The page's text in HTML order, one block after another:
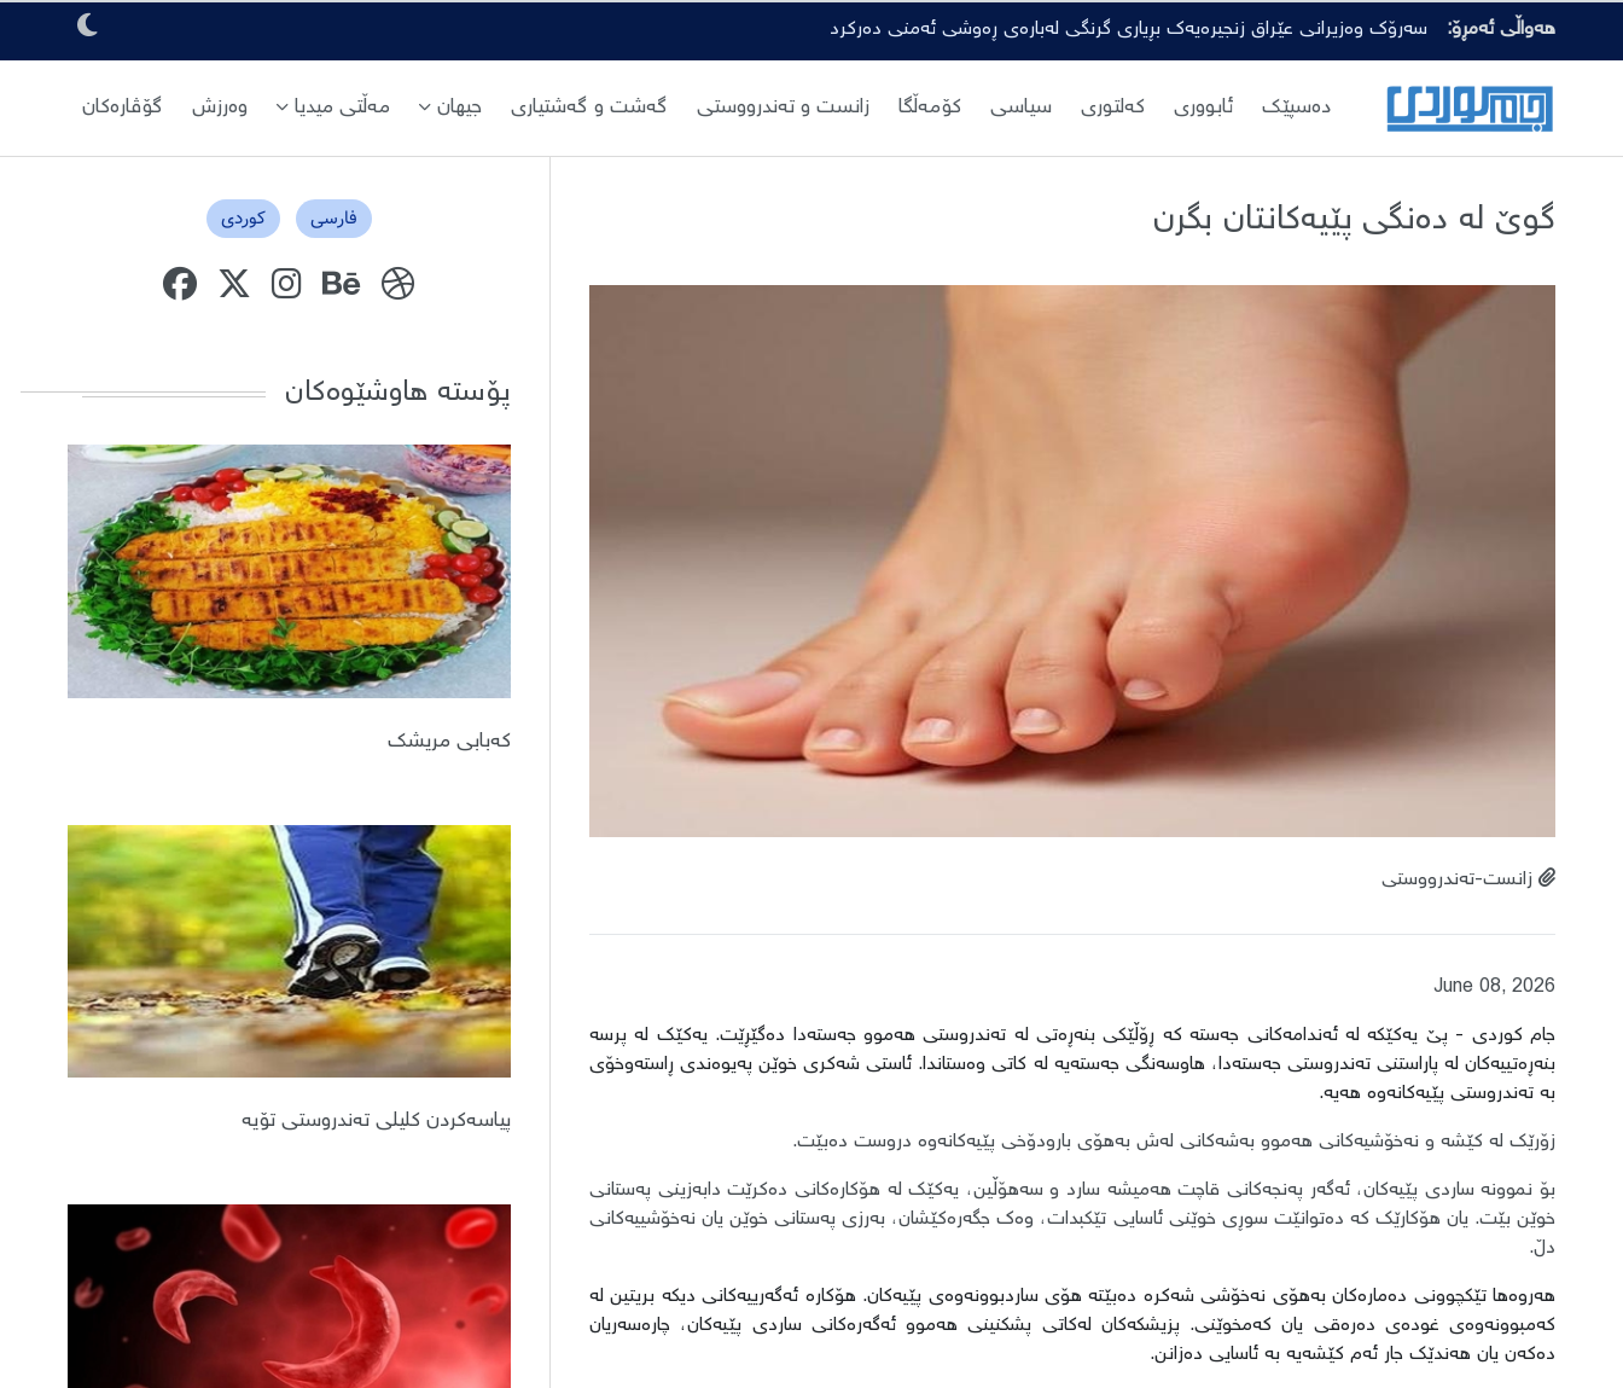
هەواڵی ئەمڕۆ: سەرۆک وەزیرانی عێراق زنجیرەیەک بڕیاری گرنگی لەبارەی ڕەوشی ئەمنی دەرکرد
دەسپێك ئابووری کەلتوری سیاسی کۆمەڵگا زانست و تەندرووستی گەشت و گەشتیاری جیهان مەڵتی میدیا وەرزش گۆڤارەکان
گوێ لە دەنگی پێیەکانتان بگرن
زانست-تەندرووستی
June 08, 2026
جام کوردی - پێ یەکێکە لە ئەندامەکانی جەستە کە ڕۆڵێکی بنەڕەتی لە تەندروستی هەموو جەستەدا دەگێڕێت. یەکێک لە پرسە
بنەڕەتییەکان لە پاراستنی تەندروستی جەستەدا، هاوسەنگی جەستەیە لە کاتی وەستاندا. ئاستی شەکری خوێن پەیوەندی ڕاستەوخۆی
بە تەندروستی پێیەکانەوە هەیە.
زۆرێک لە کێشە و نەخۆشیەکانی هەموو بەشەکانی لەش بەهۆی بارودۆخی پێیەکانەوە دروست دەبێت.
بۆ نموونە ساردی پێیەکان، ئەگەر پەنجەکانی قاچت هەمیشە سارد و سەهۆڵین، یەکێک لە هۆکارەکانی دەکرێت دابەزینی پەستانی
خوێن بێت. یان هۆکارێک کە دەتوانێت سوڕی خوێنی ئاسایی تێکبدات، وەک جگەرەکێشان، بەرزی پەستانی خوێن یان نەخۆشییەکانی
دڵ.
هەروەها تێکچوونی دەمارەکان بەهۆی نەخۆشی شەکرە دەبێتە هۆی ساردبوونەوەی پێیەکان. هۆکارە ئەگەرییەکانی دیکە بریتین لە
کەمبوونەوەی غودەی دەرەقی یان کەمخوێنی. پزیشکەکان لەکاتی پشکنینی هەموو ئەگەرەکانی ساردی پێیەکان، چارەسەریان
دەکەن یان هەندێک جار ئەم کێشەیە بە ئاسایی دەزانن.
فارسی کوردی
پۆستە هاوشێوەکان
کەبابی مریشک
پیاسەکردن کلیلی تەندروستی تۆیە